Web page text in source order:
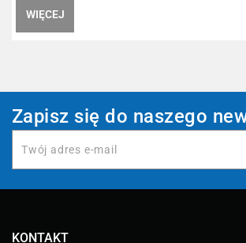
WIĘCEJ
Zapisz się do naszego
KONTAKT